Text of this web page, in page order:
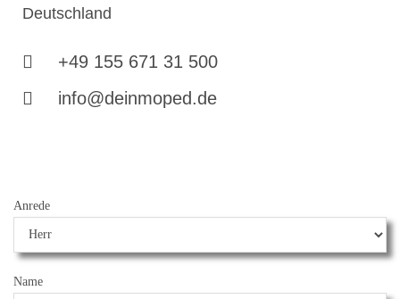
Deutschland
+49 155 671 31 500
info@deinmoped.de
Anrede
Name